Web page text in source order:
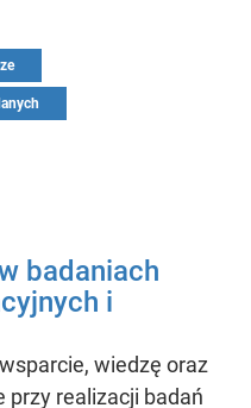
badaniach
i
wiedzę oraz
przy realizacji badań